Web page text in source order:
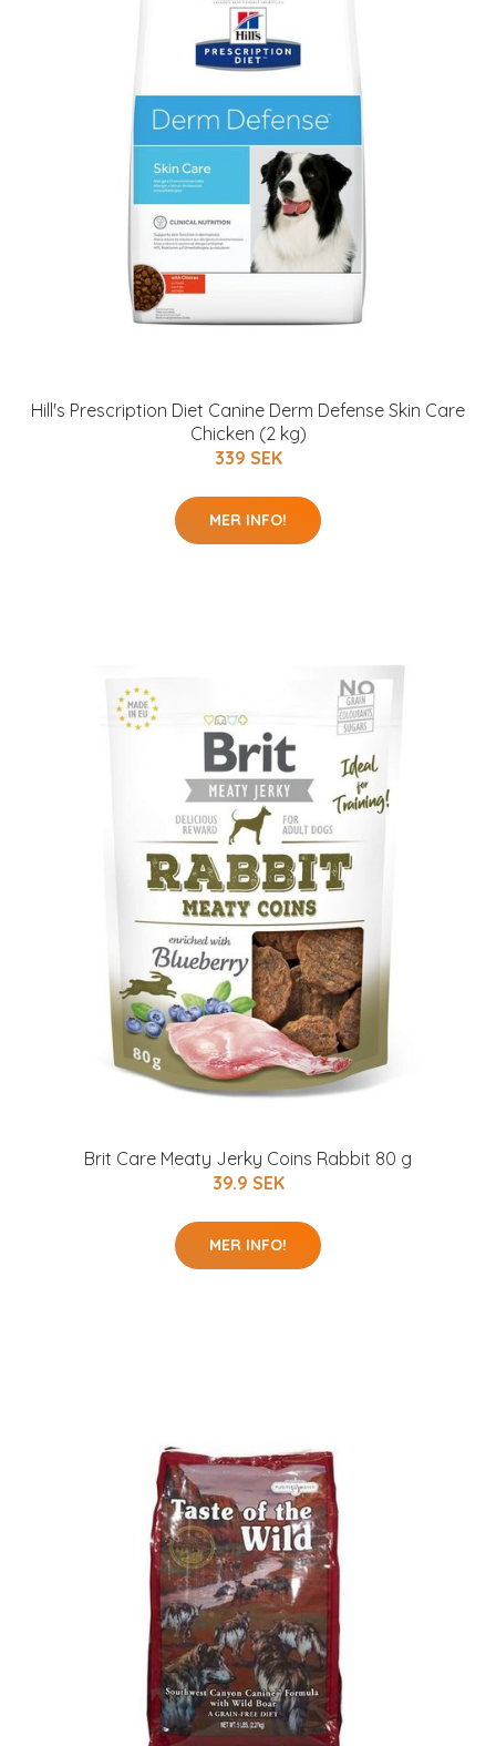
Hill's Prescription Diet Canine Derm Defense Skin Care
Chicken (2 kg)
339 SEK
MER INFO!
Brit Care Meaty Jerky Coins Rabbit 80 g
39.9 SEK
MER INFO!